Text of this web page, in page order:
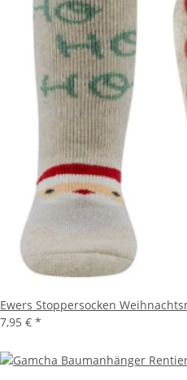
Ewers Stoppersocken
7,95 € *